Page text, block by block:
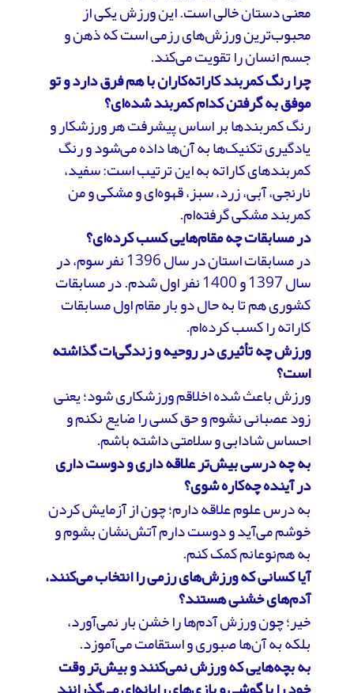
معنی دستان خالی است. این ورزش یکی از
محبوب‌ترین ورزش‌های رزمی است که ذهن و
جسم انسان را تقویت می‌کند.
چرا رنگ کمربند کاراته‌کاران با هم فرق دارد و تو
موفق به گرفتن کدام کمربند شده‌ای؟
رنگ کمربندها بر اساس پیشرفت هر ورزشکار و
یادگیری تکنیک‌ها به آن‌ها داده می‌شود و رنگ
کمربندهای کاراته به این ترتیب است: سفید،
نارنجی، آبی، زرد، سبز، قهوه‌ای و مشکی و من
کمربند مشکی گرفته‌ام.
در مسابقات چه مقام‌هایی کسب کرده‌ای؟
در مسابقات استان در سال 1396 نفر سوم، در
سال 1397 و 1400 نفر اول شدم. در مسابقات
کشوری هم تا به حال دو بار مقام اول مسابقات
کاراته را کسب کرده‌ام.
ورزش چه تأثیری در روحیه و زندگی‌ات گذاشته
است؟
ورزش باعث شده اخلاقم ورزشکاری شود؛ یعنی
زود عصبانی نشوم و حق کسی را ضایع نکنم و
احساس شادابی و سلامتی داشته باشم.
به چه درسی بیش‌تر علاقه داری و دوست داری
در آینده چه‌کاره شوی؟
به درس علوم علاقه دارم؛ چون از آزمایش کردن
خوشم می‌آید و دوست دارم آتش‌نشان بشوم و
به هم‌نوعانم کمک کنم.
آیا کسانی که ورزش‌های رزمی را انتخاب می‌کنند،
آدم‌های خشنی هستند؟
خیر؛ چون ورزش آدم‌ها را خشن بار نمی‌آورد،
بلکه به آن‌ها صبوری و استقامت می‌آموزد.
به بچه‌هایی که ورزش نمی‌کنند و بیش‌تر وقت